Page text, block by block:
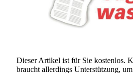
Dieser Artikel ist für Sie kostenlos.
braucht allerdings Unterstützung,